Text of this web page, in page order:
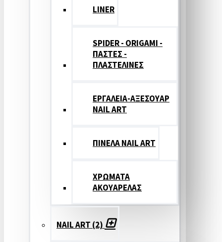
LINER
SPIDER - ORIGAMI -
ΠΑΣΤΕΣ -
ΠΛΑΣΤΕΛΙΝΕΣ
ΕΡΓΑΛΕΙΑ-ΑΞΕΣΟΥΑΡ
NAIL ART
ΠΙΝΕΛΑ NAIL ART
ΧΡΩΜΑΤΑ
ΑΚΟΥΑΡΕΛΑΣ
NAIL ART (2)